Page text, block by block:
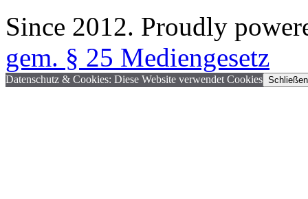
Since 2012. Proudly
gem. § 25 Mediengesetz
Datenschutz & Cookies: Diese Website verwendet Cookies